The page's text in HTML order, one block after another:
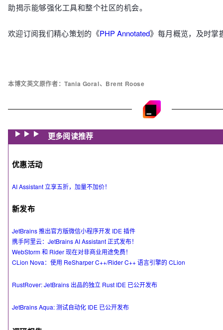
助揭示能够强化工具和整个社区的机会。
欢迎订阅我们精心策划的《PHP Annotated》每月概览，及时掌
本博文英文原作者：Tania Goral、Brent Roose
更多阅读推荐
优惠活动
AI Assistant 立享五折，加量不加价！
新发布
JetBrains 推出官方版微信小程序开发 IDE 插件
携手阿里云：JetBrains AI Assistant 正式发布！
WebStorm 和 Rider 现在对非商业用途免费！
CLion Nova：使用 ReSharper C++/Rider C++ 语言引擎的 CLion
RustRover: JetBrains 出品的独立 Rust IDE 已公开发布
JetBrains Aqua: 测试自动化 IDE 已公开发布